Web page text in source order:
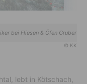
bei Fliesen & Öfen Gruber
© KK
lebt in Kötschach,